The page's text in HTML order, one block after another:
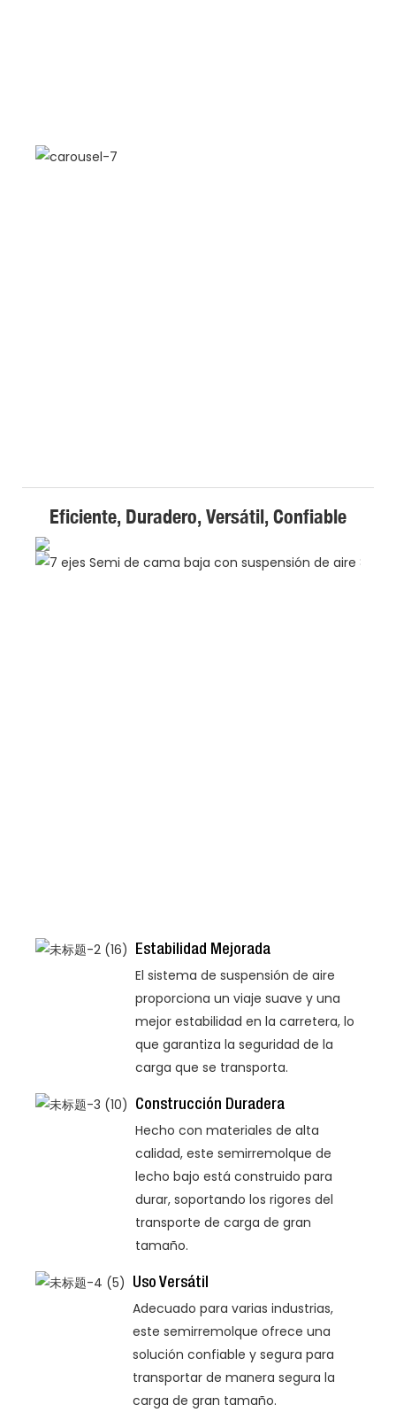
Eficiente, Duradero, Versátil, Confiable
Estabilidad Mejorada
El sistema de suspensión de aire
proporciona un viaje suave y una
mejor estabilidad en la carretera, lo
que garantiza la seguridad de la
carga que se transporta.
Construcción Duradera
Hecho con materiales de alta
calidad, este semirremolque de
lecho bajo está construido para
durar, soportando los rigores del
transporte de carga de gran
tamaño.
Uso Versátil
Adecuado para varias industrias,
este semirremolque ofrece una
solución confiable y segura para
transportar de manera segura la
carga de gran tamaño.